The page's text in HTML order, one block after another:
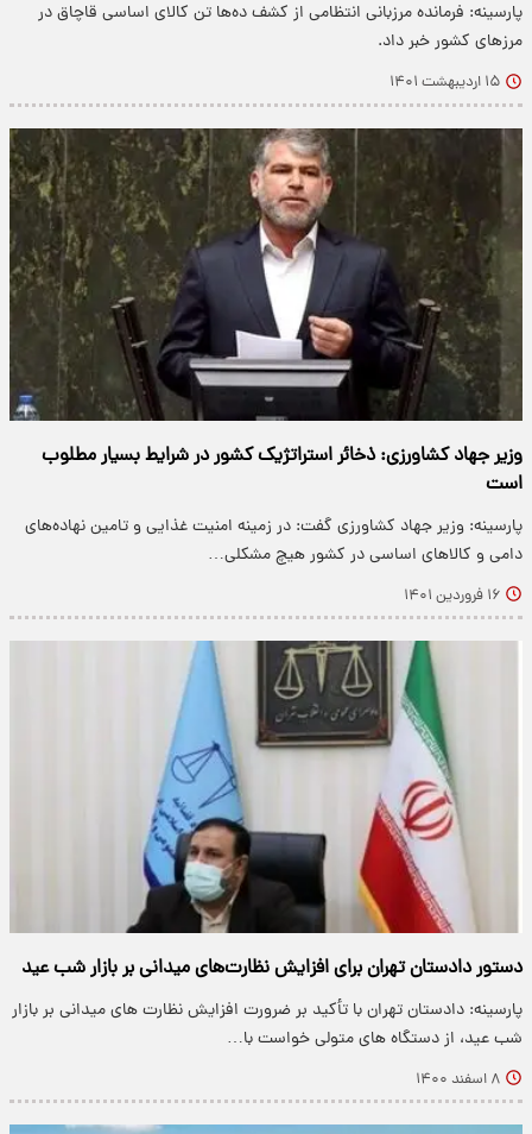
پارسینه: فرمانده مرزبانی انتظامی از کشف ده‌ها تن کالای اساسی قاچاق در
مرز‌های کشور خبر داد.
۱۵ اردیبهشت ۱۴۰۱
وزیر جهاد کشاورزی: ذخائر استراتژیک کشور در شرایط بسیار مطلوب
است
پارسینه: وزیر جهاد کشاورزی گفت: در زمینه امنیت غذایی و تامین نهاده‌های
دامی و کالا‌های اساسی در کشور هیچ مشکلی…
۱۶ فروردین ۱۴۰۱
دستور دادستان تهران برای افزایش نظارت‌های میدانی بر بازار شب عید
پارسینه: دادستان تهران با تأکید بر ضرورت افزایش نظارت های میدانی بر بازار
شب عید، از دستگاه های متولی خواست با…
۸ اسفند ۱۴۰۰